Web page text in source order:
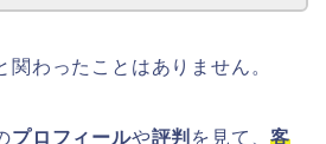
わったことはありません。
プロフィールや評判 を見て、客